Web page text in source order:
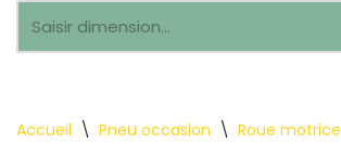
Accueil \ Pneu occasion \ Roue motrice